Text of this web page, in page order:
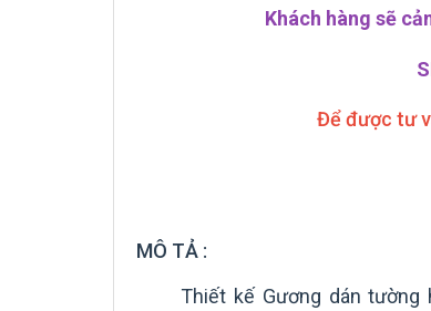
Khách hàng sẽ
Để được tư
MÔ TẢ :
Thiết kế Gương dán tường